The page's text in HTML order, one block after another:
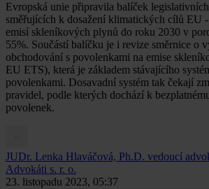
Evropská unie připravila balíček
směřujících k dosažení klimatických cílů EU
emisí skleníkových plynů do roku 2030 v
55%. Součástí balíčku je i revize směrnice o
obchodování s povolenkami na emise
EU ETS), která je základem stávajícího
povolenkami. Dosavadní systém tak čekají
pravidel, podle kterých dochází k
povolenek.
JUDr. Lenka Hlaváčová, Ph.D. vedoucí
Advokáti s. r. o.
23. listopadu 2023, 05:37